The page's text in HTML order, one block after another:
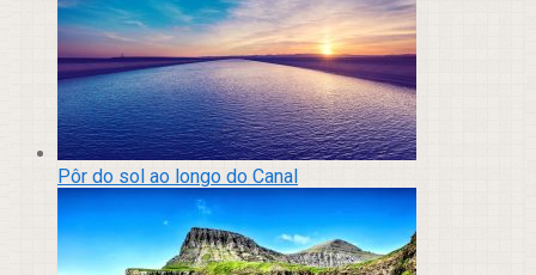
Pôr do sol ao longo do Canal